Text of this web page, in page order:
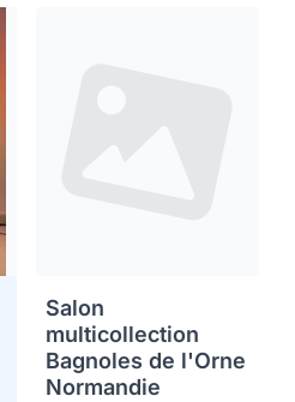
Salon
multicollection
Bagnoles de l'Orne
Normandie